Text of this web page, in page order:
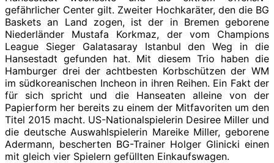
gefährlicher Center gilt. Zweiter Hochkaräter, den die BG
Baskets an Land zogen, ist der in Bremen geborene
Niederländer Mustafa Korkmaz, der vom Champions
League Sieger Galatasaray Istanbul den Weg in die
Hansestadt gefunden hat. Mit diesem Trio haben die
Hamburger drei der achtbesten Korbschützen der WM
im südkoreanischen Incheon in ihren Reihen. Ein Fakt der
für sich spricht und die Hanseaten alleine von der
Papierform her bereits zu einem der Mitfavoriten um den
Titel 2015 macht. US-Nationalspielerin Desiree Miller und
die deutsche Auswahlspielerin Mareike Miller, geborene
Adermann, bescherten BG-Trainer Holger Glinicki einen
mit gleich vier Spielern gefüllten Einkaufswagen.